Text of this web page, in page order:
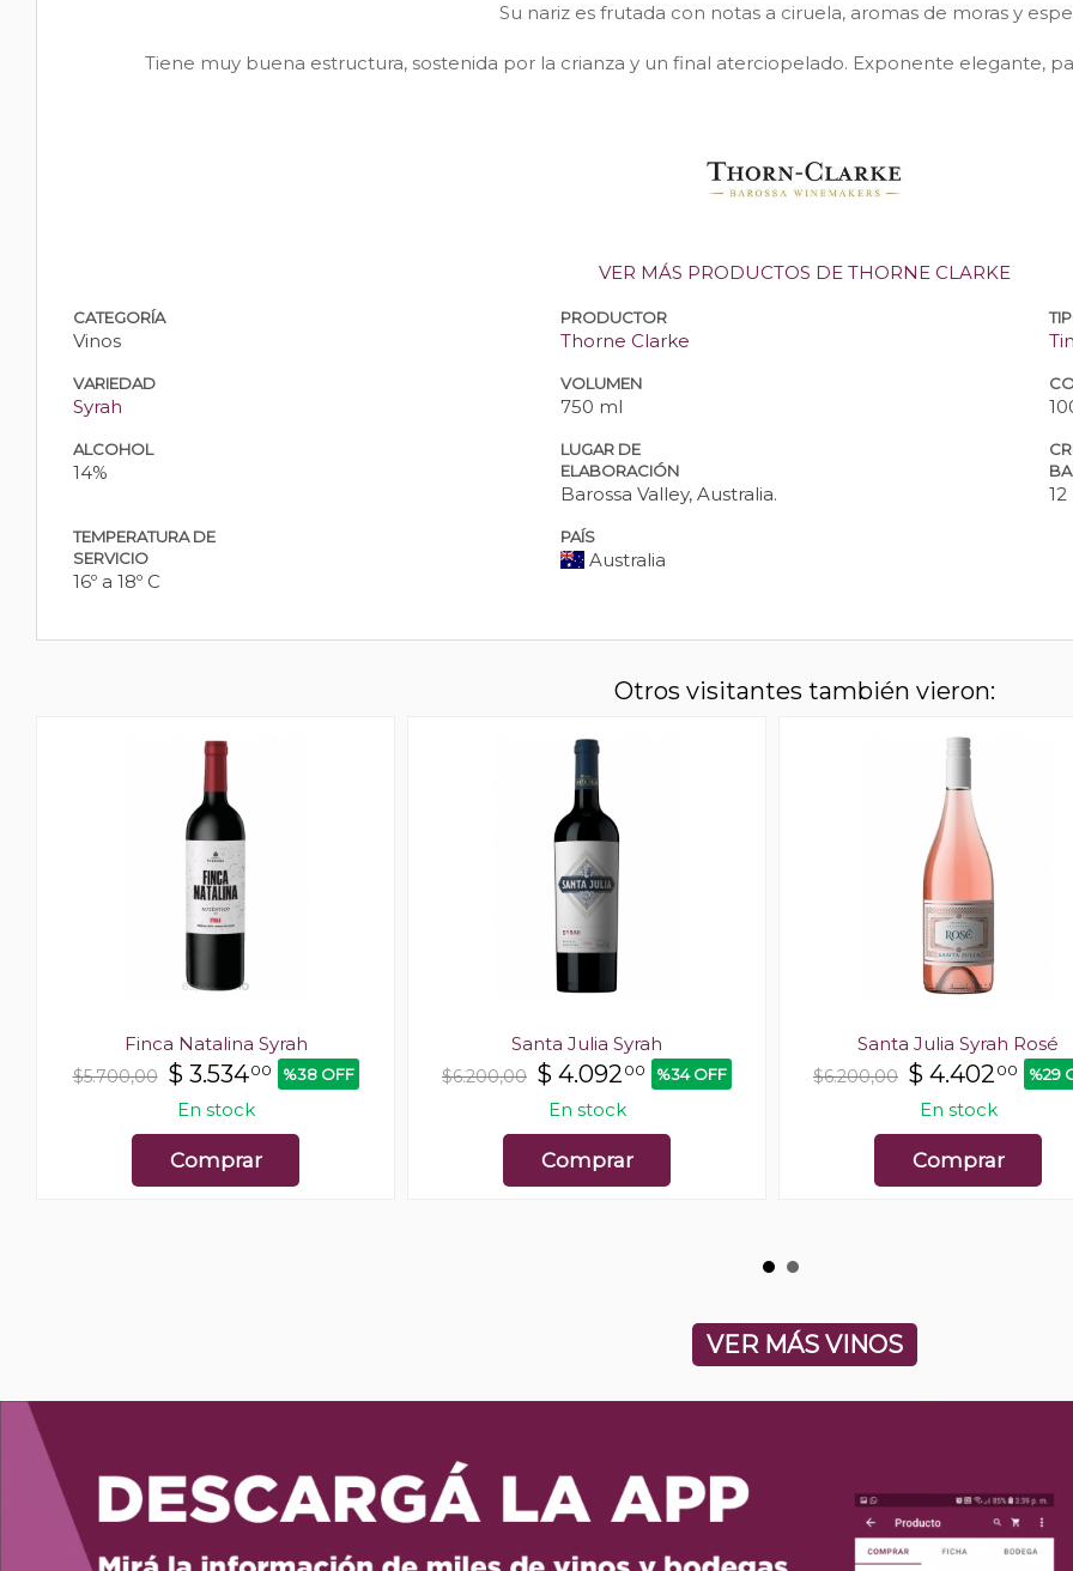
Su nariz es frutada con notas a ciruela, aromas de moras y
Tiene muy buena estructura, sostenida por la crianza y un final aterciopelado. Exponente elegante,
VER MÁS PRODUCTOS DE THORNE CLARKE
CATEGORÍA
Vinos
PRODUCTOR
Thorne Clarke
VARIEDAD
Syrah
VOLUMEN
750 ml
ALCOHOL
14%
LUGAR DE
ELABORACIÓN
Barossa Valley, Australia.
TEMPERATURA DE
SERVICIO
16º a 18º C
PAÍS
Australia
Otros visitantes también vieron:
Finca Natalina Syrah
$5.700,00 $ 3.53400 %38 OFF
En stock
Comprar
Santa Julia Syrah
$6.200,00 $ 4.092 00 %34 OFF
En stock
Comprar
Santa Julia Syrah Rosé
$6.200,00 $ 4.402 00 %29
En stock
Comprar
VER MÁS VINOS